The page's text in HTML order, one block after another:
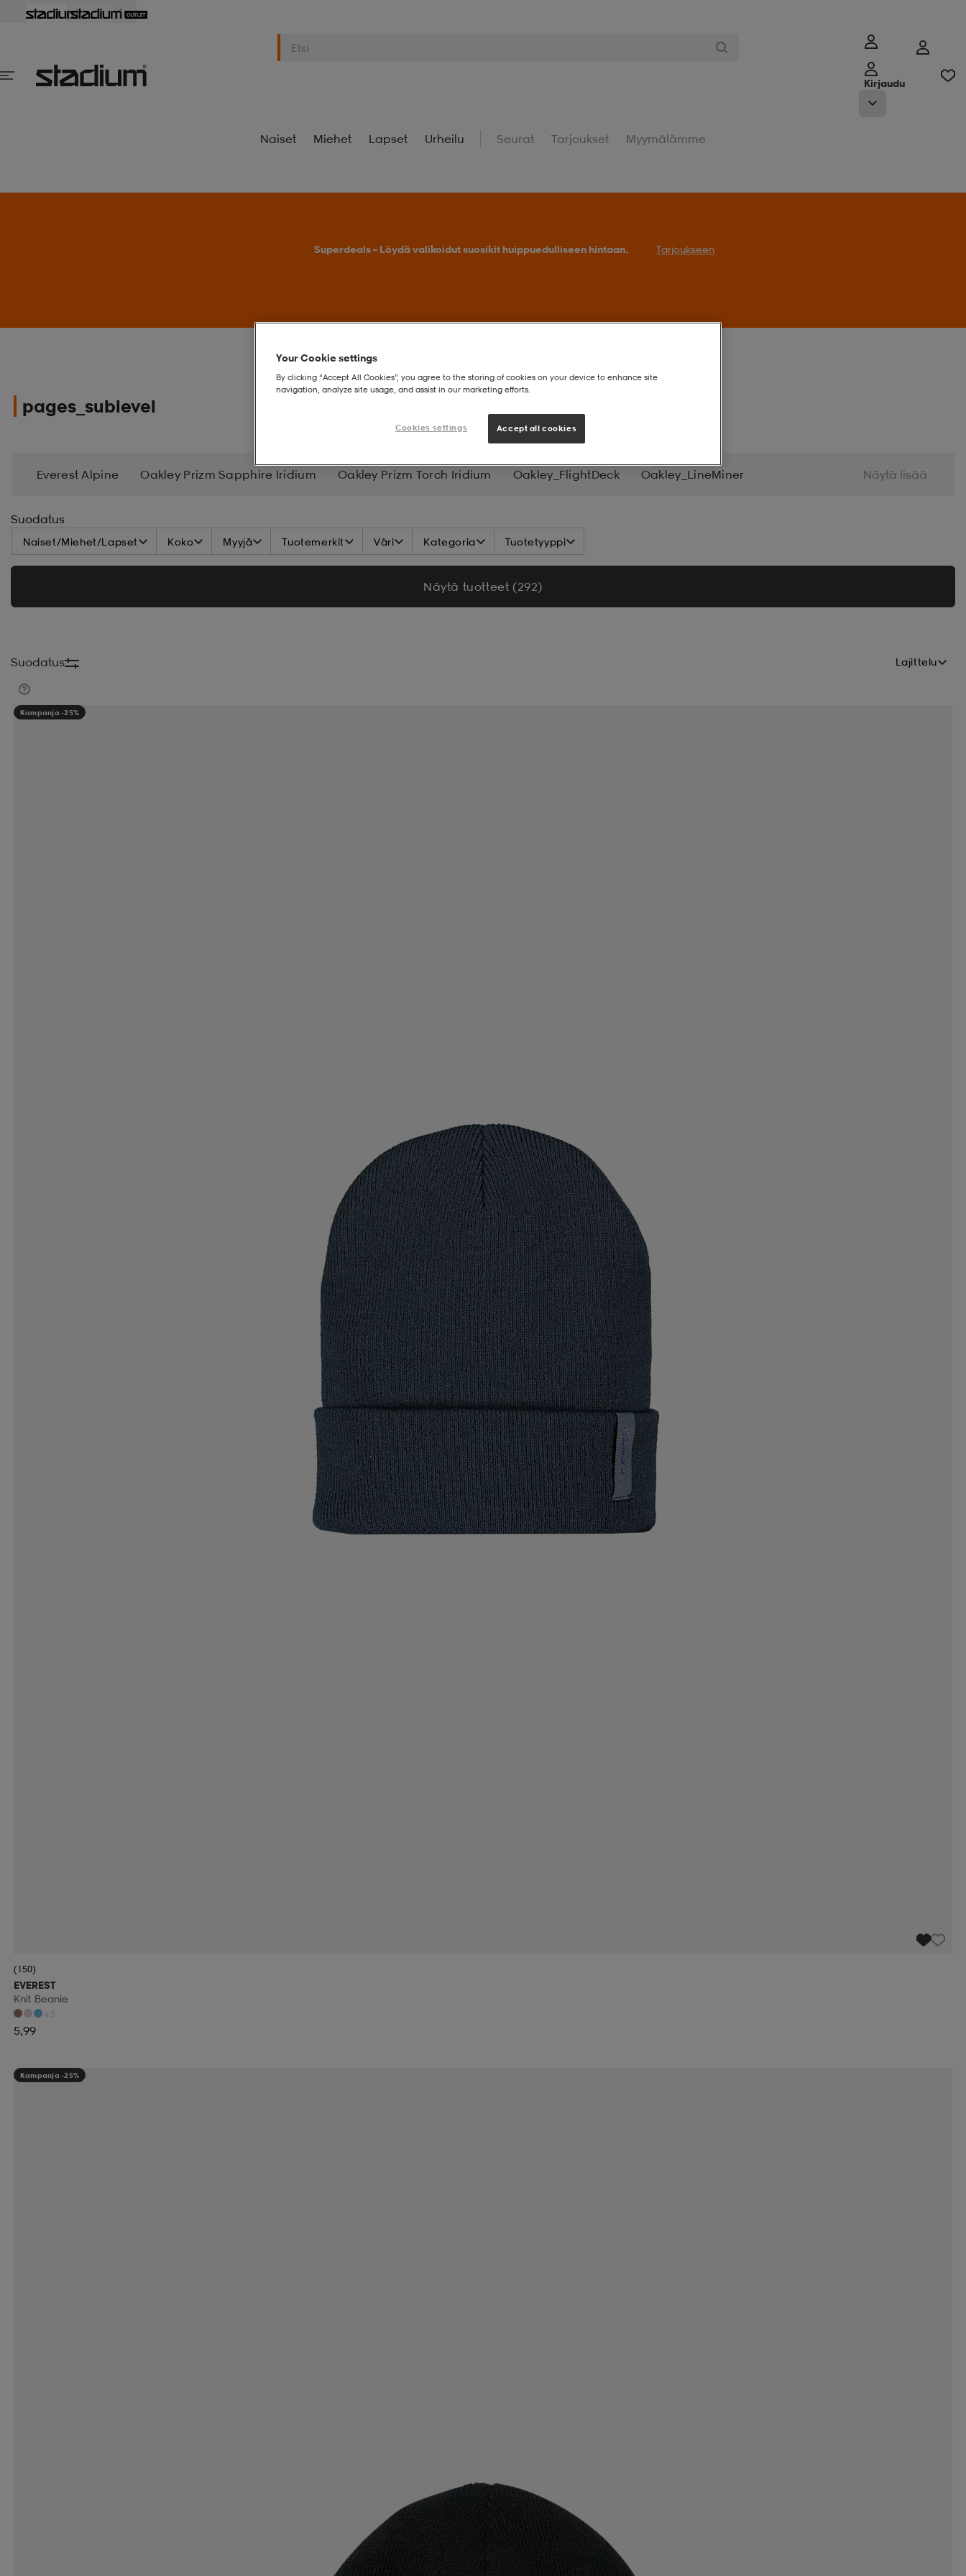
Kirjaudu
Naiset Miehet Lapset Urheilu Seurat Tarjoukset Myymälämme
Superdeals – Löydä valikoidut suosikit huippuedulliseen hintaan. Tarjoukseen
pages_sublevel
Everest Alpine Oakley Prizm Sapphire Iridium Oakley Prizm Torch Iridium Oakley_FlightDeck Oakley_LineMiner
TeamSalesForeningserbjudandeFW26
Näytä lisää
Suodatus
Naiset/Miehet/Lapset Koko Myyjä Tuotemerkit Väri Kategoria Tuotetyyppi
Näytä tuotteet (292)
Suodatus Lajittelu
Kampanja -25%
(150)
EVEREST
Knit Beanie
+3
5,99
Kampanja -25%
Your Cookie settings
By clicking “Accept All Cookies”, you agree to the storing of cookies on your device to enhance site
navigation, analyze site usage, and assist in our marketing efforts.
Cookies settings Accept all cookies